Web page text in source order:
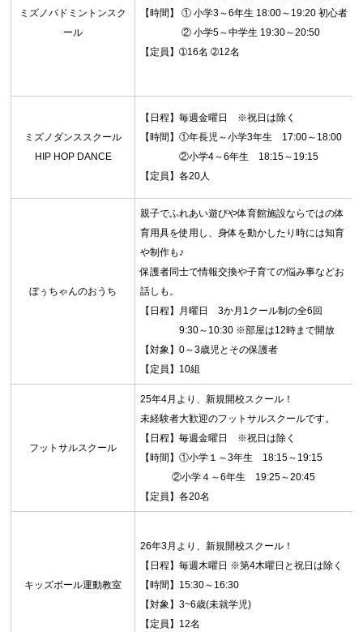
ミズノバドミントンスク
ール
【時間】 ① 小学3～6年生 18:00～19:20 初心者
② 小学5～中学生 19:30～20:50
【定員】➀16名 ➁12名
ミズノダンススクール
HIP HOP DANCE
【日程】毎週金曜日 ※祝日は除く
【時間】①年長児～小学3年生 17:00～18:00
②小学4～6年生 18:15～19:15
【定員】各20人
ぼぅちゃんのおうち
親子でふれあい遊びや体育館施設ならではの体
育用具を使用し、身体を動かしたり時には知育
や制作も♪
保護者同士で情報交換や子育ての悩み事などお
話しも。
【日程】月曜日 3か月1クール制の全6回
9:30～10:30 ※部屋は12時まで開放
【対象】0～3歳児とその保護者
【定員】10組
フットサルスクール
25年4月より、新規開校スクール！
未経験者大歓迎のフットサルスクールです。
【日程】毎週金曜日 ※祝日は除く
【時間】①小学１～3年生 18:15～19:15
②小学４～6年生 19:25～20:45
【定員】各20名
キッズボール運動教室
26年3月より、新規開校スクール！
【日程】毎週木曜日 ※第4木曜日と祝日は除く
【時間】15:30～16:30
【対象】3~6歳(未就学児)
【定員】12名